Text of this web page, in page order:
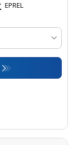
EPREL